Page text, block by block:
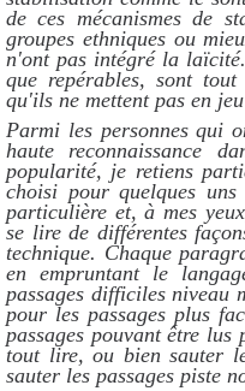
de ces mécanismes de
groupes ethniques ou
n'ont pas intégré la
que repérables, sont
qu'ils ne mettent pas en
Parmi les personnes qui
haute reconnaissance
popularité, je retiens
choisi pour quelques
particulière et, à mes
se lire de différentes
technique. Chaque
en empruntant le
passages difficiles niveau
pour les passages plus
passages pouvant être
tout lire, ou bien sauter
sauter les passages piste